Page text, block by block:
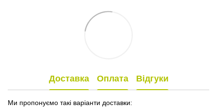
Доставка Оплата Відгуки
Ми пропонуємо такі варіанти доставки: